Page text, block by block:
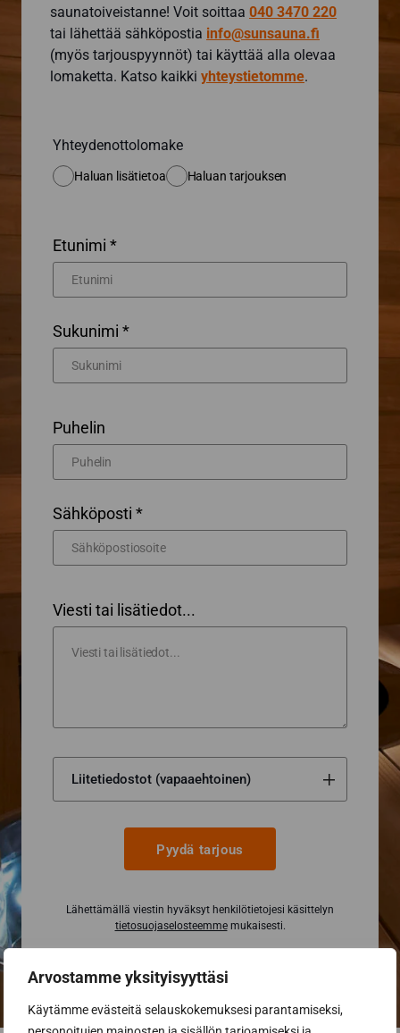
Arvostamme yksityisyyttäsi
Käytämme evästeitä selauskokemuksesi parantamiseksi,
saunatoiveistanne! Voit soittaa 040 3470 220
tai lähettää sähköpostia info@sunsauna.fi
(myös tarjouspyynnöt) tai käyttää alla olevaa
lomaketta. Katso kaikki yhteystietomme.
Yhteydenottolomake
Haluan lisätietoa Haluan tarjouksen
Etunimi *
Sukunimi *
Puhelin
Sähköposti *
Viesti tai lisätiedot...
Pyydä tarjous
Lähettämällä viestin hyväksyt henkilötietojesi käsittelyn
tietosuojaselosteemmemukaisesti.